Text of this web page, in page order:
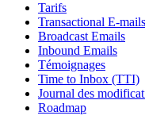
Tarifs
Transactional E-mails
Broadcast Emails
Inbound Emails
Témoignages
Time to Inbox (TTI)
Journal des
Roadmap